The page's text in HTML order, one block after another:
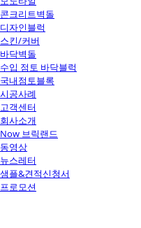
콘크리트벽돌
디자인블럭
스킨/커버
바닥벽돌
수입 점토 바닥블럭
국내점토블록
시공사례
고객센터
회사소개
Now 브릭랜드
동영상
뉴스레터
샘플&견적신청서
프로모션